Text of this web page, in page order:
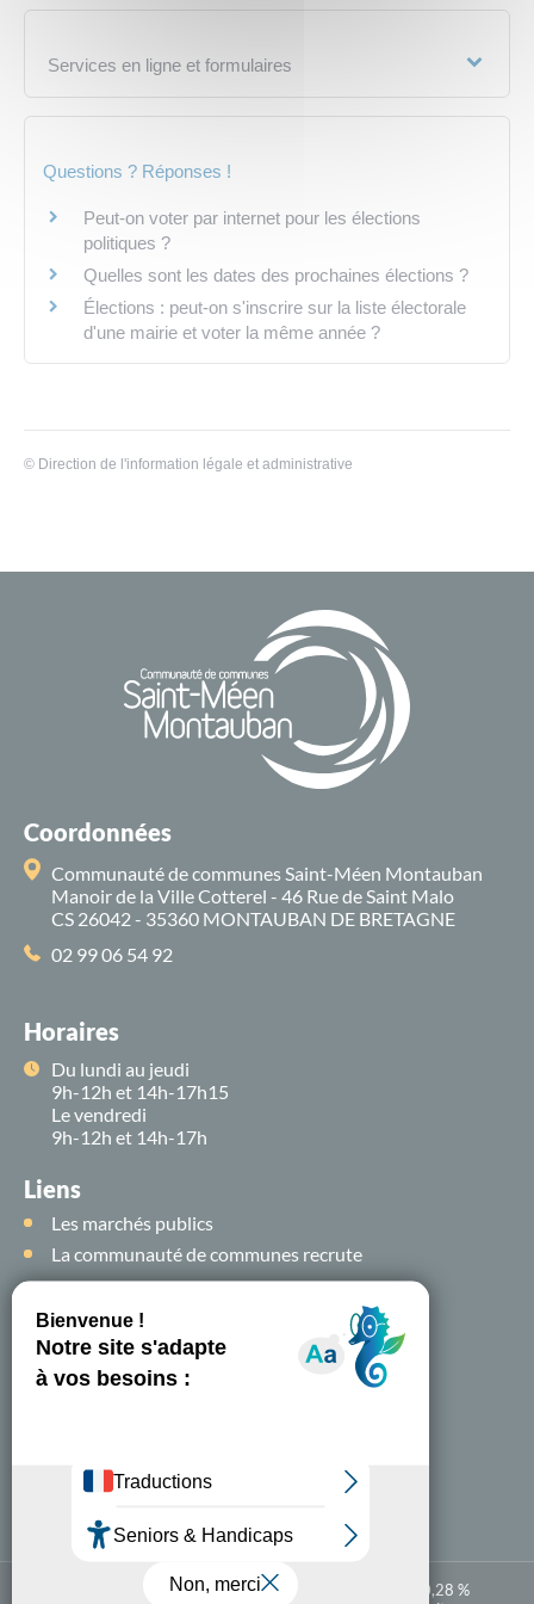
Services en ligne et formulaires
Questions ? Réponses !
Peut-on voter par internet pour les élections
politiques ?
Quelles sont les dates des prochaines élections ?
Élections : peut-on s'inscrire sur la liste électorale
d'une mairie et voter la même année ?
© Direction de l'information légale et administrative
A+
Coordonnées
Communauté de communes Saint-Méen Montauban
Manoir de la Ville Cotterel - 46 Rue de Saint Malo
CS 26042 - 35360 MONTAUBAN DE BRETAGNE
02 99 06 54 92
Horaires
Du lundi au jeudi
9h-12h et 14h-17h15
Le vendredi
9h-12h et 14h-17h
Liens
Les marchés publics
La communauté de communes recrute
Suivez-nous sur
les
réseaux sociaux !
Nous contacter
Accessibilité numérique : partiellement conforme à 80,28 %